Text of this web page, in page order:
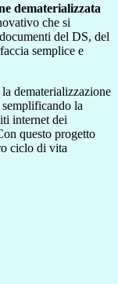
dematerializzata
che si
del DS, del
semplice e
la dematerializzazione
la
internet dei
questo progetto
ciclo di vita